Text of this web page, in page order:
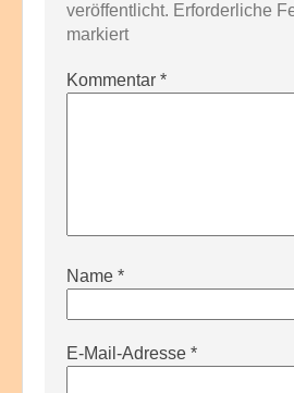
veröffentlicht. Erforderliche
markiert
Kommentar *
Name *
E-Mail-Adresse *